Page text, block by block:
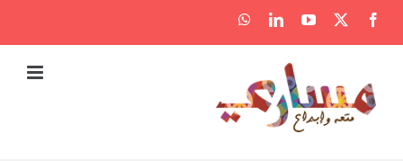
to
content
Facebook
X
YouTube
LinkedIn
WhatsApp